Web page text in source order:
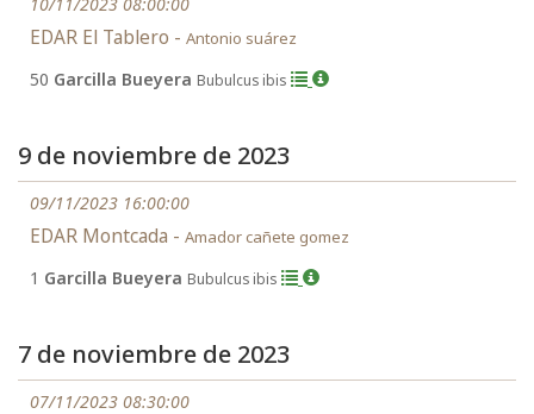
EDAR El Tablero - Antonio suárez
50 Garcilla Bueyera Bubulcus ibis
9 de noviembre de 2023
09/11/2023 16:00:00
EDAR Montcada - Amador cañete gomez
1 Garcilla Bueyera Bubulcus ibis
7 de noviembre de 2023
07/11/2023 08:30:00